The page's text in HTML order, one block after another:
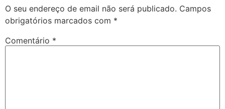
O seu endereço de email não será publicado. Campos
obrigatórios marcados com *
Comentário *